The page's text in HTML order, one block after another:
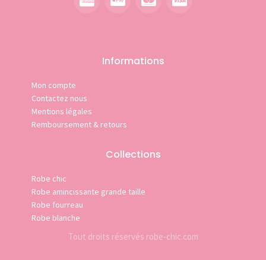
Informations
Mon compte
Contactez nous
Mentions légales
Remboursement & retours
Collections
Robe chic
Robe amincissante grande taille
Robe fourreau
Robe blanche
Tout droits réservés robe-chic.com